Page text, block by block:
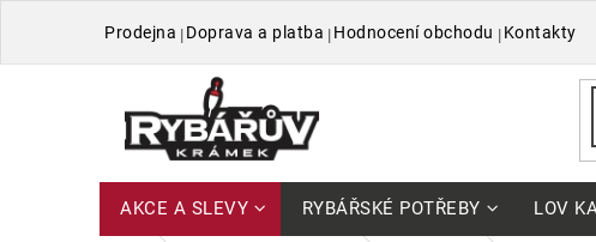
Prodejna Doprava a platba Hodnocení obchodu Kontakty
AKCE A SLEVY RYBÁŘSKÉ POTŘEBY LOV